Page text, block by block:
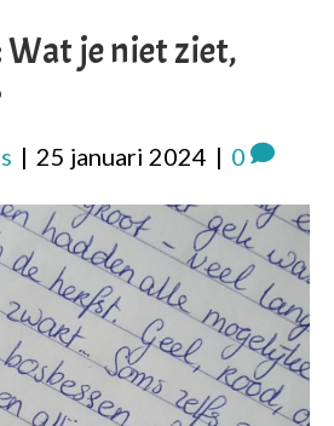
Wat je niet ziet,
| 25 januari 2024 | 0